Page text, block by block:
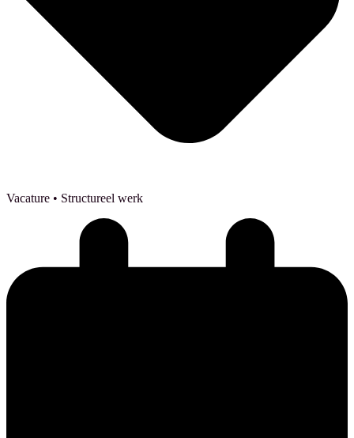
Vacature • Structureel werk